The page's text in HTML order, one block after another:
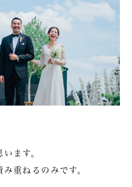
ます。
重ねるのみです。